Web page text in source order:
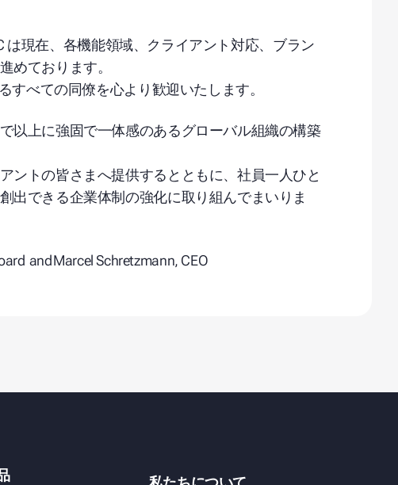
は現在、各機能領域、クライアント対応、ブラン
めております。
すべての同僚を心より歓迎いたします。
以上に強固で一体感のあるグローバル組織の構築
ントの皆さまへ提供するとともに、社員一人ひと
出できる企業体制の強化に取り組んでまいりま
andMarcel Schretzmann, CEO
Fusion